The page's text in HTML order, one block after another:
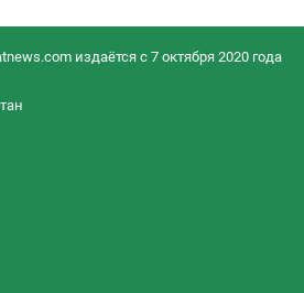
издаётся с 7 октября 2020 года